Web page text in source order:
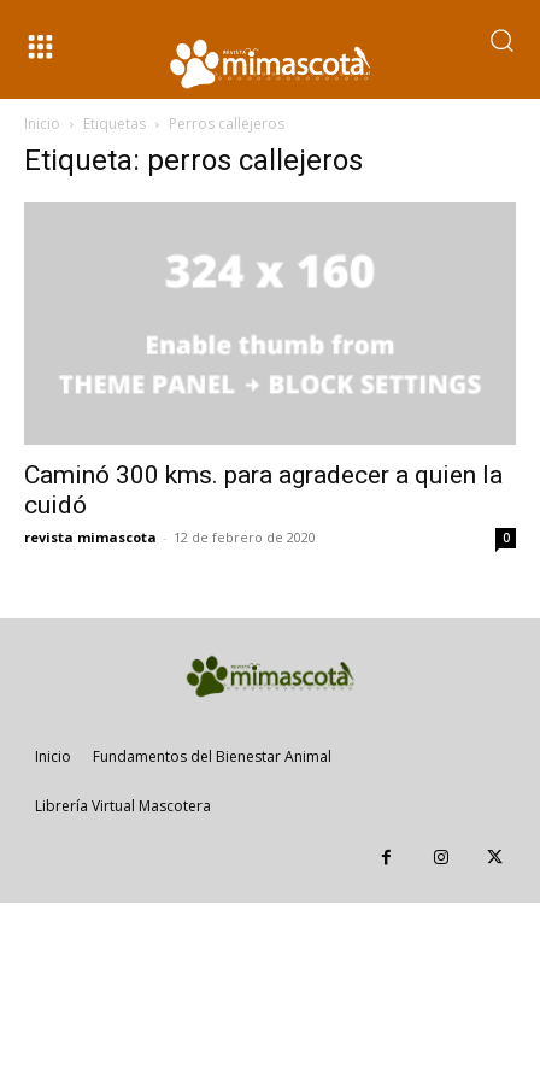
Inicio Etiquetas Perros callejeros
Etiqueta: perros callejeros
Caminó 300 kms. para agradecer a quien la
cuidó
revista mimascota - 12 de febrero de 2020 0
Inicio Fundamentos del Bienestar Animal
Librería Virtual Mascotera